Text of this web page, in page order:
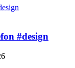
#design